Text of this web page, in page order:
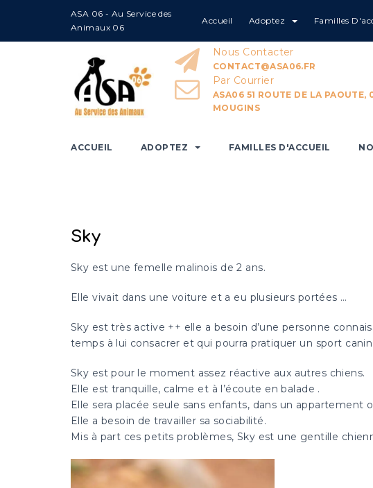
ASA 06 - Au Service des
Animaux 06
Accueil Adoptez Familles
Nous Contacter
CONTACT@ASA06.FR
Par Courrier
ASA06 51 ROUTE DE LA
MOUGINS
ACCUEIL ADOPTEZ FAMILLES D'ACCUEIL
Home
Sky
Sky est une femelle malinois de 2 ans.
Elle vivait dans une voiture et a eu plusieurs portées …
Sky est très active ++ elle a besoin d’une personne
temps à lui consacrer et qui pourra pratiquer un sport
Sky est pour le moment assez réactive aux autres chiens.
Elle est tranquille, calme et à l’écoute en balade .
Elle sera placée seule sans enfants, dans un appartement
Elle a besoin de travailler sa sociabilité.
Mis à part ces petits problèmes, Sky est une gentille